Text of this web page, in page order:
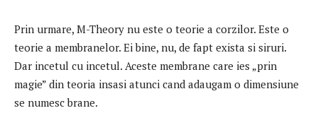
Prin urmare, M-Theory nu este o teorie a corzilor. Este o
teorie a membranelor. Ei bine, nu, de fapt exista si siruri.
Dar incetul cu incetul. Aceste membrane care ies „prin
magie” din teoria insasi atunci cand adaugam o dimensiune
se numesc brane.